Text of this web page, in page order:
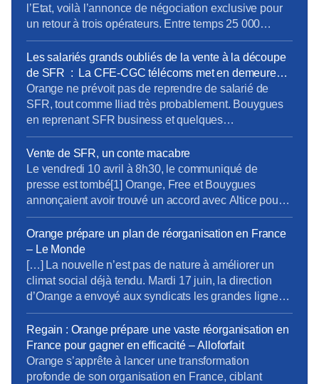
l’Etat, voilà l’annonce de négociation exclusive pour
un retour à trois opérateurs. Entre temps 25 000
emplois ont été délocalisés, 700 millions ont été
perdu pour notre économie. Le communiqué de
presse
Les salariés grands oubliés de la vente à la découpe
de SFR : La CFE-CGC télécoms met en demeure
les 4 opérateurs
Orange ne prévoit pas de reprendre de salarié de
SFR, tout comme Iliad très probablement. Bouygues
en reprenant SFR business et quelques
infrastructures devrait reprendre une toute petite partie
des personnels, mais à quelles conditions ? Dans
aucune des quatre sociétés les représentants des
personnels n’ont été informés et consultés, aucune
discussion n’a été ouverte sur […]
Vente de SFR, un conte macabre
Le vendredi 10 avril à 8h30, le communiqué de
presse est tombé[1] Orange, Free et Bouygues
annonçaient avoir trouvé un accord avec Altice pour
le rachat de SFR. Les clients B2B sont pour
Bouygues ainsi que le réseau mobile qu’il avait en
partage avec SFR (zone non dense), le B2C et les
fréquences seront partagées […]
Orange prépare un plan de réorganisation en France
– Le Monde
[…] La nouvelle n’est pas de nature à améliorer un
climat social déjà tendu. Mardi 17 juin, la direction
d’Orange a envoyé aux syndicats les grandes lignes
d’un chantier visant à réviser, de manière significative,
l’organisation de l’opérateur en France. […] Le
nouveau projet de réorganisation, lui, concerne 12
des 17 directions d’Orange dans l’Hexagone, où le
[…]
Regain : Orange prépare une vaste réorganisation en
France pour gagner en efficacité – Alloforfait
Orange s’apprête à lancer une transformation
profonde de son organisation en France, ciblant